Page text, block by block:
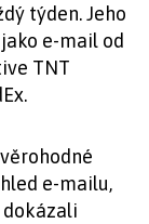
týden. Jeho
e-mail od
TNT
e-mailu,
dokázali